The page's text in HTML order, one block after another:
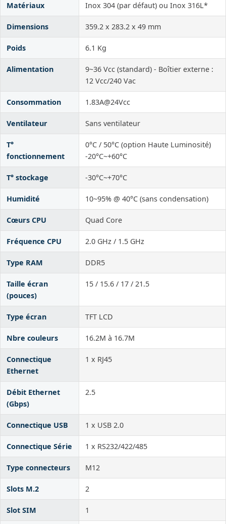
Matériaux Inox 304 (par défaut) ou Inox 316L*
Dimensions 359.2 x 283.2 x 49 mm
Poids 6.1 Kg
Alimentation
9~36 Vcc (standard) - Boîtier externe :
12 Vcc/240 Vac
Consommation 1.83A@24Vcc
Ventilateur Sans ventilateur
T°
fonctionnement
0°C / 50°C (option Haute Luminosité)
-20°C~+60°C
T° stockage -30°C~+70°C
Humidité 10~95% @ 40°C (sans condensation)
Cœurs CPU Quad Core
Fréquence CPU 2.0 GHz / 1.5 GHz
Type RAM DDR5
Taille écran
(pouces)
15 / 15.6 / 17 / 21.5
Type écran TFT LCD
Nbre couleurs 16.2M à 16.7M
Connectique
Ethernet
1 x RJ45
Débit Ethernet
(Gbps)
2.5
Connectique USB 1 x USB 2.0
Connectique Série 1 x RS232/422/485
Type connecteurs M12
Slots M.2 2
Slot SIM 1